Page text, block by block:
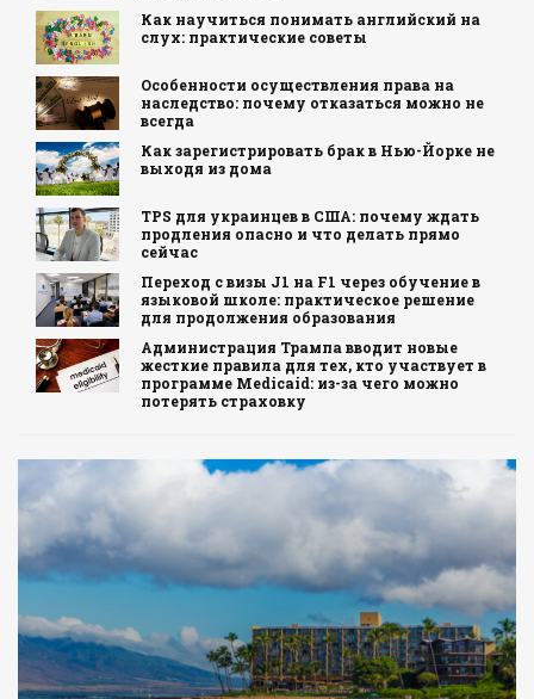
Как научиться понимать английский на
слух: практические советы
Особенности осуществления права на
наследство: почему отказаться можно не
всегда
Как зарегистрировать брак в Нью-Йорке не
выходя из дома
TPS для украинцев в США: почему ждать
продления опасно и что делать прямо
сейчас
Переход с визы J1 на F1 через обучение в
языковой школе: практическое решение
для продолжения образования
Администрация Трампа вводит новые
жесткие правила для тех, кто участвует в
программе Medicaid: из-за чего можно
потерять страховку